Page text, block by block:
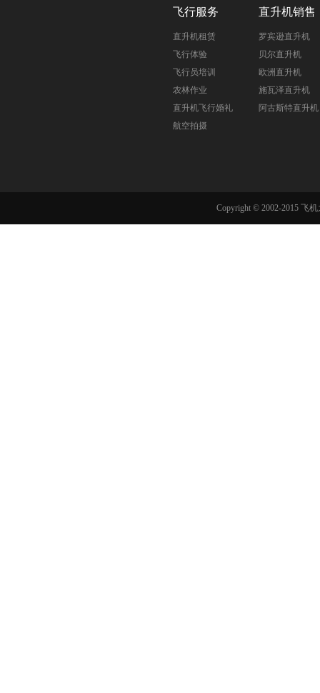
飞行服务
直升机租赁
飞行体验
飞行员培训
农林作业
直升机飞行婚礼
航空拍摄
直升机销售
罗宾逊直升机
贝尔直升机
欧洲直升机
施瓦泽直升机
阿古斯特直升机
Copyright © 2002-2015 飞